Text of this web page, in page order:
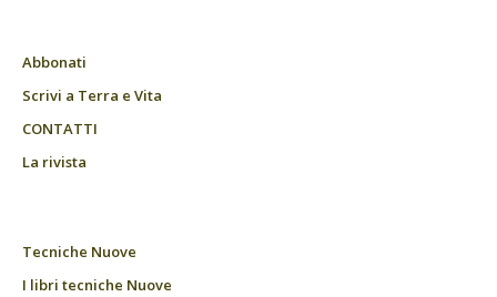
Abbonati
Scrivi a Terra e Vita
CONTATTI
La rivista
Tecniche Nuove
I libri tecniche Nuove